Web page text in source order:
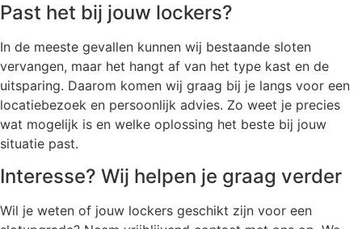
Past het bij jouw lockers?
In de meeste gevallen kunnen wij bestaande sloten
vervangen, maar het hangt af van het type kast en de
uitsparing. Daarom komen wij graag bij je langs voor een
locatiebezoek en persoonlijk advies. Zo weet je precies
wat mogelijk is en welke oplossing het beste bij jouw
situatie past.
Interesse? Wij helpen je graag verder
Wil je weten of jouw lockers geschikt zijn voor een